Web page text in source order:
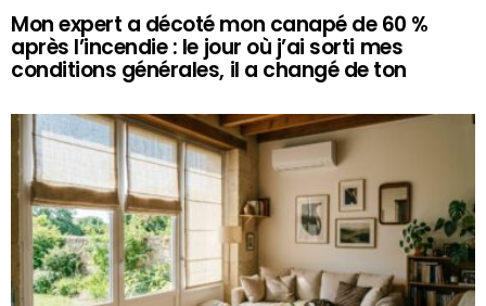
Mon expert a décoté mon canapé de 60 %
après l’incendie : le jour où j’ai sorti mes
conditions générales, il a changé de ton